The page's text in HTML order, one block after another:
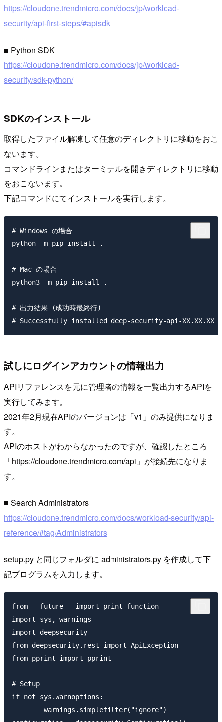
https://cloudone.trendmicro.com/docs/jp/workload-
security/api-first-steps/#apisdk
■ Python SDK
https://cloudone.trendmicro.com/docs/jp/workload-
security/sdk-python/
SDKのインストール
取得したファイル解凍して任意のディレクトリに移動をおこ
ないます。
コマンドラインまたはターミナルを開きディレクトリに移動
をおこないます。
下記コマンドにてインストールを実行します。
# Windows の場合
python -m pip install .
# Mac の場合
python3 -m pip install .
# 出力結果 (成功時最終行)
試しにログインアカウントの情報出力
APIリファレンスを元に管理者の情報を一覧出力するAPIを
実行してみます。
2021年2月現在APIのバージョンは「v1」のみ提供になりま
す。
APIのホストがわからなかったのですが、確認したところ
「https://cloudone.trendmicro.com/api」が接続先になりま
す。
■ Search Administrators
https://cloudone.trendmicro.com/docs/workload-security/api-
reference/#tag/Administrators
setup.py と同じフォルダに administrators.py を作成して下
記プログラムを入力します。
from __future__ import print_function
import sys, warnings
import deepsecurity
from deepsecurity.rest import ApiException
from pprint import pprint
# Setup
if not sys.warnoptions: